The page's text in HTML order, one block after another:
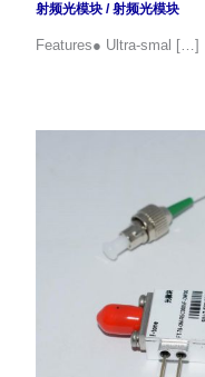
射频光模块/射频光模块
Features● Ultra-smal […]